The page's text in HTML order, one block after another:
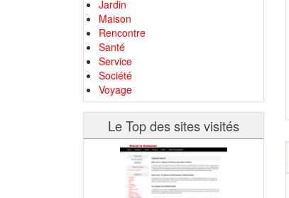
Jardin
Maison
Rencontre
Santé
Service
Société
Voyage
Le Top des sites visités